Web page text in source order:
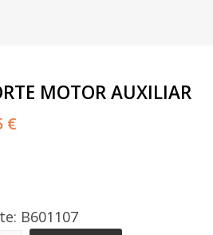
MOTOR AUXILIAR
€
B601107